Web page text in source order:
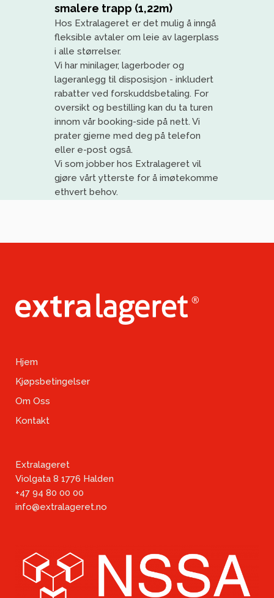
smalere trapp (1,22m)
Hos Extralageret er det mulig å inngå
fleksible avtaler om leie av lagerplass
i alle størrelser.
Vi har minilager, lagerboder og
lageranlegg til disposisjon - inkludert
rabatter ved forskuddsbetaling. For
oversikt og bestilling kan du ta turen
innom vår booking-side på nett. Vi
prater gjerne med deg på telefon
eller e-post også.
Vi som jobber hos Extralageret vil
gjøre vårt ytterste for å imøtekomme
ethvert behov.
Hjem
Kjøpsbetingelser
Om Oss
Kontakt
Extralageret
Violgata 8 1776 Halden
+47 94 80 00 00
info@extralageret.no